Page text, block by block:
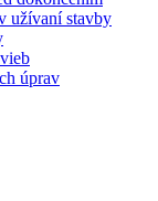
užívaní stavby
úprav